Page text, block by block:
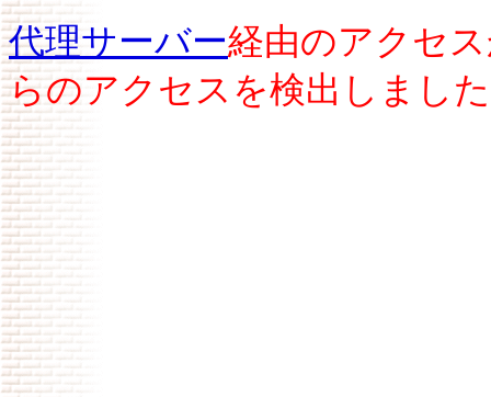
代理サーバー経由のアクセ
らのアクセスを検出しまし